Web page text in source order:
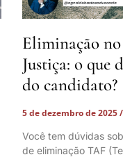
Eliminação
Justiça: o que
do candidato?
5 de dezembro de 2025
Você tem dúvidas
de eliminação TAF